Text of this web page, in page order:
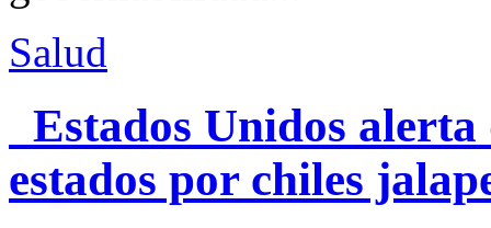
Salud
Estados Unidos alerta
estados por chiles